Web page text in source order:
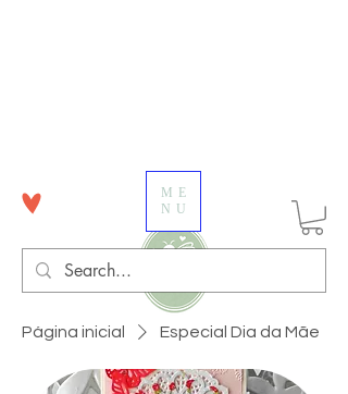
ME
NU
Página inicial Especial Dia da Mãe